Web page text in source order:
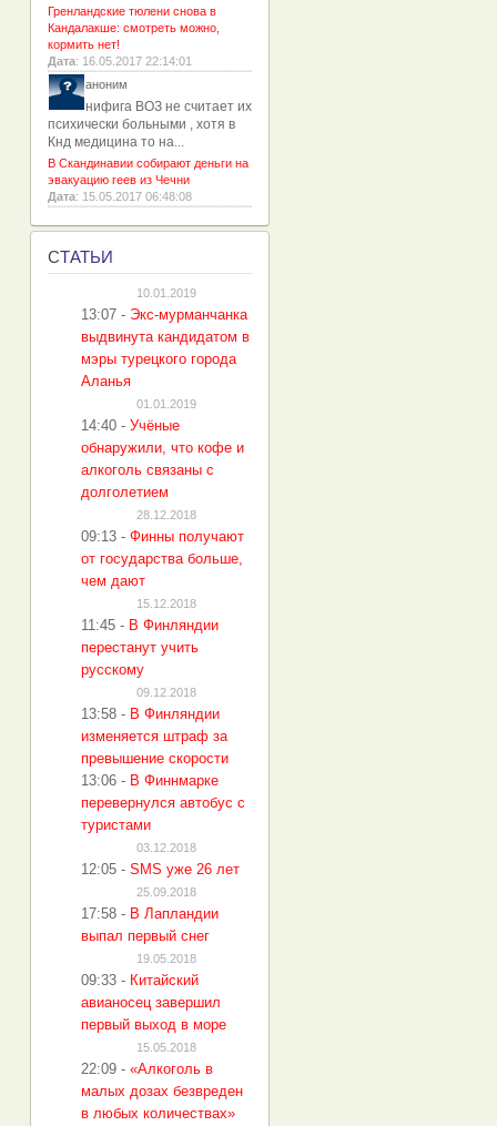
Гренландские тюлени снова в
Кандалакше: смотреть можно,
кормить нет!
Дата: 16.05.2017 22:14:01
аноним
нифига ВОЗ не считает их
психически больными , хотя в
Кнд медицина то на...
В Скандинавии собирают деньги на
эвакуацию геев из Чечни
Дата: 15.05.2017 06:48:08
СТАТЬИ
10.01.2019
13:07 - Экс-мурманчанка
выдвинута кандидатом в
мэры турецкого города
Аланья
01.01.2019
14:40 - Учёные
обнаружили, что кофе и
алкоголь связаны с
долголетием
28.12.2018
09:13 - Финны получают
от государства больше,
чем дают
15.12.2018
11:45 - В Финляндии
перестанут учить
русскому
09.12.2018
13:58 - В Финляндии
изменяется штраф за
превышение скорости
13:06 - В Финнмарке
перевернулся автобус с
туристами
03.12.2018
12:05 - SMS уже 26 лет
25.09.2018
17:58 - В Лапландии
выпал первый снег
19.05.2018
09:33 - Китайский
авианосец завершил
первый выход в море
15.05.2018
22:09 - «Алкоголь в
малых дозах безвреден
в любых количествах»